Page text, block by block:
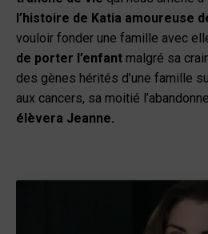
l’histoire de Katia amoureuse
vouloir fonder une famille avec
de porter l’enfant malgré sa
des gènes hérités d’une famille
aux cancers, sa moitié
élèvera Jeanne.